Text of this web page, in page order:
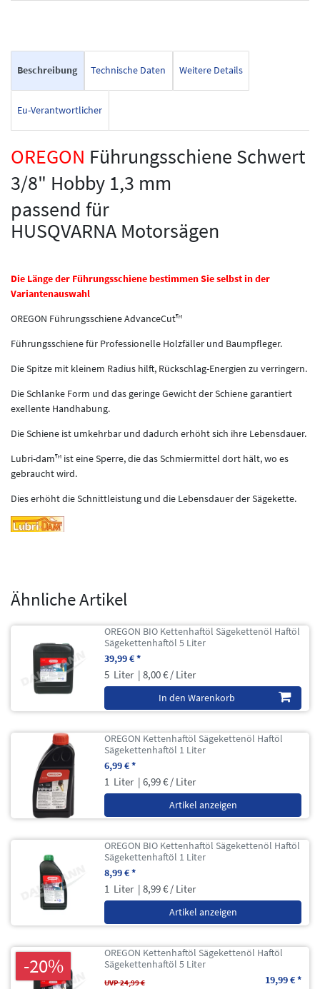
Beschreibung Technische Daten Weitere Details
Eu-Verantwortlicher
OREGON Führungsschiene Schwert
3/8" Hobby 1,3 mm
passend für
HUSQVARNA Motorsägen
Die Länge der Führungsschiene bestimmen Sie selbst in der
Variantenauswahl
OREGON Führungsschiene AdvanceCut™
Führungsschiene für Professionelle Holzfäller und Baumpfleger.
Die Spitze mit kleinem Radius hilft, Rückschlag-Energien zu verringern.
Die Schlanke Form und das geringe Gewicht der Schiene garantiert
exellente Handhabung.
Die Schiene ist umkehrbar und dadurch erhöht sich ihre Lebensdauer.
Lubri-dam™ ist eine Sperre, die das Schmiermittel dort hält, wo es
gebraucht wird.
Dies erhöht die Schnittleistung und die Lebensdauer der Sägekette.
Ähnliche Artikel
OREGON BIO Kettenhaftöl Sägekettenöl Haftöl
Sägekettenhaftöl 5 Liter
39,99 € *
5 Liter | 8,00 € / Liter
In den Warenkorb
OREGON Kettenhaftöl Sägekettenöl Haftöl
Sägekettenhaftöl 1 Liter
6,99 € *
1 Liter | 6,99 € / Liter
Artikel anzeigen
OREGON BIO Kettenhaftöl Sägekettenöl Haftöl
Sägekettenhaftöl 1 Liter
8,99 € *
1 Liter | 8,99 € / Liter
Artikel anzeigen
-20%
OREGON Kettenhaftöl Sägekettenöl Haftöl
Sägekettenhaftöl 5 Liter
UVP 24,99 € 19,99 € *